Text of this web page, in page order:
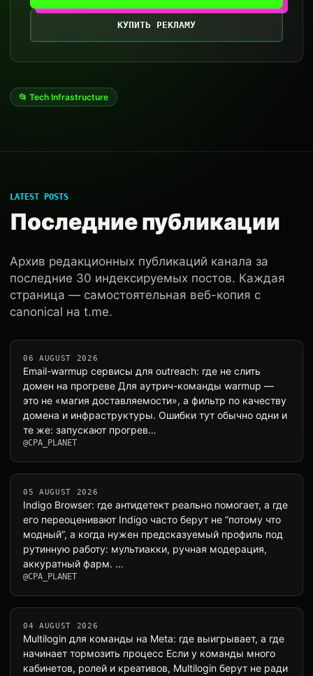
КУПИТЬ РЕКЛАМУ
📂 Tech Infrastructure
LATEST POSTS
Последние публикации
Архив редакционных публикаций канала за
последние 30 индексируемых постов. Каждая
страница — самостоятельная веб-копия с
canonical на t.me.
06 AUGUST 2026
Email-warmup сервисы для outreach: где не слить
домен на прогреве Для аутрич-команды warmup —
это не «магия доставляемости», а фильтр по качеству
домена и инфраструктуры. Ошибки тут обычно одни и
те же: запускают прогрев…
@CPA_PLANET
05 AUGUST 2026
Indigo Browser: где антидетект реально помогает, а где
его переоценивают Indigo часто берут не “потому что
модный”, а когда нужен предсказуемый профиль под
рутинную работу: мультиакки, ручная модерация,
аккуратный фарм. …
@CPA_PLANET
04 AUGUST 2026
Multilogin для команды на Meta: где выигрывает, а где
начинает тормозить процесс Если у команды много
кабинетов, ролей и креативов, Multilogin берут не ради